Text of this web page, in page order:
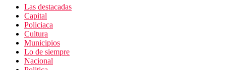
Las destacadas
Capital
Policiaca
Cultura
Municipios
Lo de siempre
Nacional